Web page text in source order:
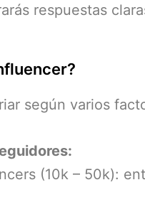
respuestas
según varios
(10k – 50k):